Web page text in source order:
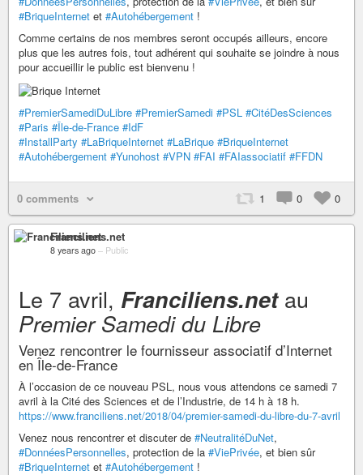
#BriqueInternet et #Autohébergement !
Comme certains de nos membres seront occupés ailleurs, encore
plus que les autres fois, tout adhérent qui souhaite se joindre à nous
pour accueillir le public est bienvenu !
#PremierSamediDuLibre #PremierSamedi #PSL #CitéDesSciences
#Paris #Île-de-France #IdF
#InstallParty #LaBriqueInternet #LaBrique #BriqueInternet
#Autohébergement #Yunohost #VPN #FAI #FAIassociatif #FFDN
0 comments 1 0 0
Franciliens.net
8 years ago – Public
Le 7 avril, Franciliens.netau
Premier Samedi du Libre
Venez rencontrer le fournisseur associatif d’Internet
en Île-de-France
À l’occasion de ce nouveau PSL, nous vous attendons ce samedi 7
avril à la Cité des Sciences et de l’Industrie, de 14 h à 18 h.
https://www.franciliens.net/2018/04/premier-samedi-du-libre-du-7-avril
Venez nous rencontrer et discuter de #NeutralitéDuNet,
#DonnéesPersonnelles, protection de la #ViePrivée, et bien sûr
#BriqueInternet et #Autohébergement !